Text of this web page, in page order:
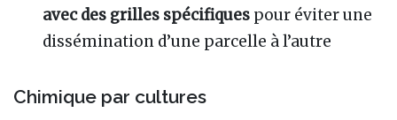
avec des grilles spécifiques pour éviter une
dissémination d’une parcelle à l’autre
Chimique par cultures